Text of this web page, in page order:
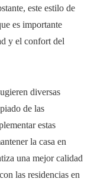
este estilo de
es importante
y el confort del
diversas
de las
estas
la casa en
una mejor calidad
las residencias en